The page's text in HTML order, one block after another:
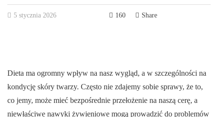
5 stycznia 2026 160 Share
Dieta ma ogromny wpływ na nasz wygląd, a w szczególności na
kondycję skóry twarzy. Często nie zdajemy sobie sprawy, że to,
co jemy, może mieć bezpośrednie przełożenie na naszą cerę, a
niewłaściwe nawyki żywieniowe mogą prowadzić do problemów